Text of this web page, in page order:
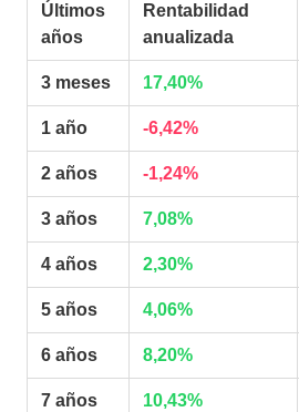
Últimos
años
Rentabilidad
anualizada
3 meses 17,40%
1 año -6,42%
2 años -1,24%
3 años 7,08%
4 años 2,30%
5 años 4,06%
6 años 8,20%
7 años 10,43%